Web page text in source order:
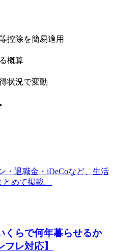
控除を簡易適用
概算
状況で変動
・退職金・iDeCoなど、生活
めて掲載。
くらで何年暮らせるか
レ対応】